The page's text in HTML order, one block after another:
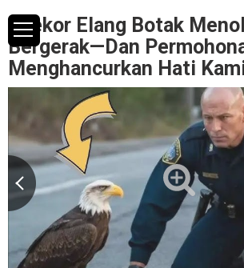
Seekor Elang Botak
Bergerak—Dan
Menghancurkan Hati